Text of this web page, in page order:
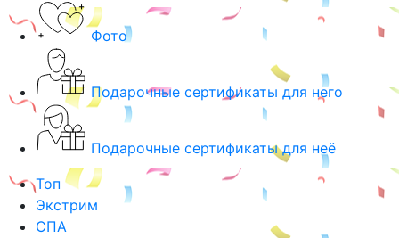
Фото
Подарочные сертификаты для него
Подарочные сертификаты для неё
Топ
Экстрим
СПА